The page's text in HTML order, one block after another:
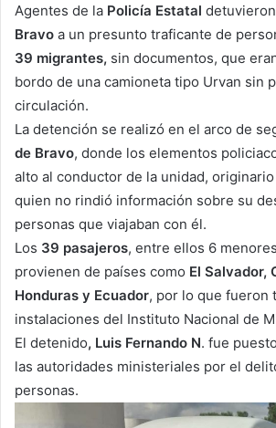
Agentes de la Policía Estatal
Bravo a un presunto traficante de
39 migrantes, sin documentos, que
bordo de una camioneta tipo Urvan sin
circulación.
La detención se realizó en el arco de
de Bravo, donde los elementos
alto al conductor de la unidad,
quien no rindió información sobre su
personas que viajaban con él.
Los 39 pasajeros, entre ellos 6
provienen de países como El Salvador,
Honduras y Ecuador, por lo que fueron
instalaciones del Instituto Nacional de
El detenido, Luis Fernando N. fue
las autoridades ministeriales por el
personas.